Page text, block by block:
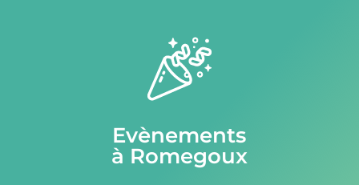
Evènements
à Romegoux